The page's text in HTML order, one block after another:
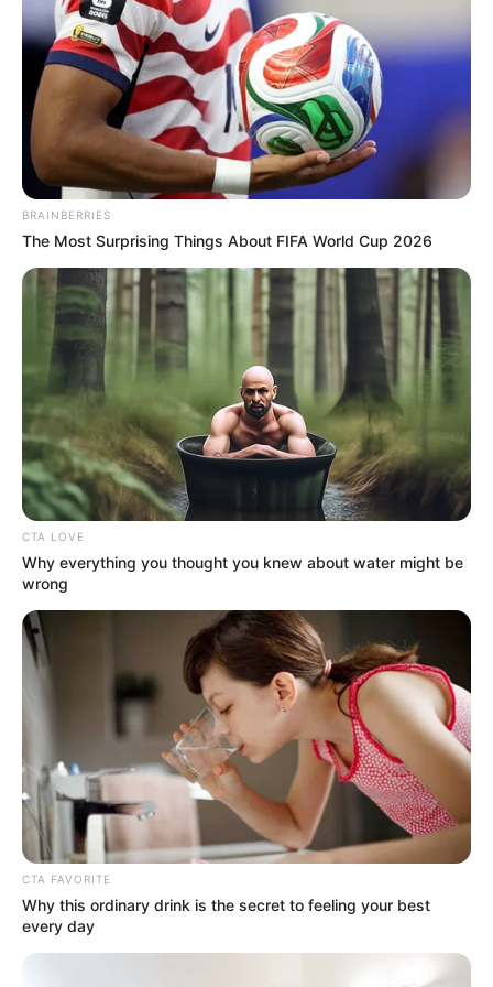
personas requeridas por la justiciarespondan por sus
delitos ante las autoridades competentes”, indicó el
oficial.
COMPARTIR
ALERTA BOGOTÁ EN GOOGLE NEWS
TEMAS RELACIONADOS
FEMINICIDIO CONDENADO
CÁRCEL
HATILLO DE LOBA
MANTÉNGASE EN ALERTA
Tenemos todas las noticias que le
interesan. Para estar bien informado, por
ACTIVAR AHORA
TEMAS DESTACADOS
CORTES DE LUZ EN BOLÍVAR
EL CARMEN DE BOLÍVAR
DUMEK TURBAY
ALCALDÍA DE CARTAGENA
YAMIL ARANA
FEMINICIDIO
BRAINBERRIES
The Most Surprising Things About FIFA World Cup 2026
CTA LOVE
Why everything you thought you knew about water might be
wrong
CTA FAVORITE
Why this ordinary drink is the secret to feeling your best
every day